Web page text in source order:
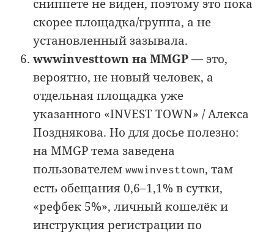
сниппете не виден, поэтому это пока
скорее площадка/группа, а не
установленный зазывала.
wwwinvesttown на MMGP— это,
вероятно, не новый человек, а
отдельная площадка уже
указанного «INVEST TOWN» / Алекса
Позднякова. Но для досье полезно:
на MMGP тема заведена
пользователемwwwinvesttown, там
есть обещания 0,6–1,1% в сутки,
«рефбек 5%», личный кошелёк и
инструкция регистрации по